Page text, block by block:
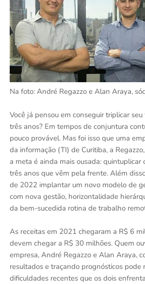
Na foto: André Regazzo e Alan Araya,
Você já pensou em conseguir triplicar
três anos? Em tempos de conjuntura
pouco provável. Mas foi isso que uma
da informação (TI) de Curitiba, a
a meta é ainda mais ousada: quintuplicar
três anos que vêm pela frente. Além
de 2022 implantar um novo modelo de
com nova gestão, horizontalidade
da bem-sucedida rotina de trabalho
As receitas em 2021 chegaram a R$ 6
devem chegar a R$ 30 milhões. Quem
empresa, André Regazzo e Alan Araya,
resultados e traçando prognósticos pode
dificuldades recentes que os dois